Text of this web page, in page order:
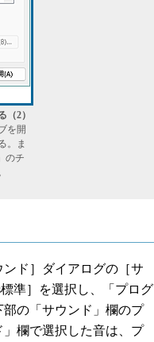
2）
を開
。ま
のチ
ド］ダイアログの［サ
準］を選択し、「プログ
の「サウンド」欄のプ
欄で選択した音は、プ